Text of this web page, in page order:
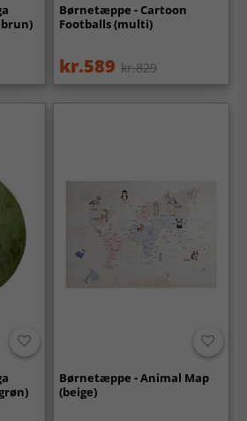
Børnetæppe - Cartoon
Footballs (multi)
kr.589 kr.829
Børnetæppe - Animal Map
(beige)